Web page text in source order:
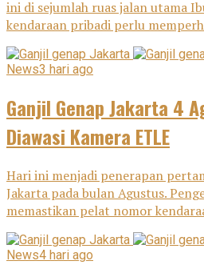
ini di sejumlah ruas jalan utama
kendaraan pribadi perlu
News3 hari ago
Ganjil Genap Jakarta 4
Diawasi Kamera ETLE
Hari ini menjadi penerapan
Jakarta pada bulan Agustus.
memastikan pelat nomor
News4 hari ago